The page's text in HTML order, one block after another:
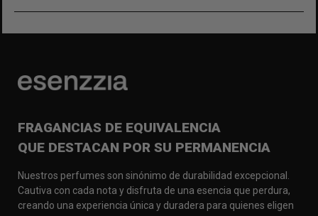
FRAGANCIAS DE EQUIVALENCIA
QUE DESTACAN POR SU PERMANENCIA
Nuestros perfumes son sinónimo de durabilidad excepcional.
Cautiva con cada nota y disfruta de una esencia que perdura,
creando una experiencia única y duradera para quienes eligen